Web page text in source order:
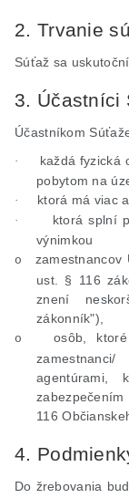
2. Trvanie
Súťaž sa
3. Účastníci
Účastníkom
·
každá fyzická
pobytom na
· ktorá má viac
·
ktorá splní
výnimkou
o
zamestnancov
ust. § 116
znení
zákonník"),
o
osôb,
agentúrami,
116
4.
Do žrebovania